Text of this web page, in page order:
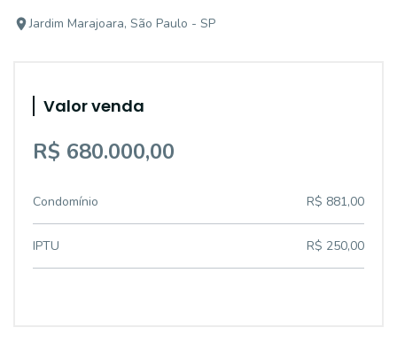
Jardim Marajoara, São Paulo - SP
Valor venda
R$ 680.000,00
Condomínio R$ 881,00
IPTU R$ 250,00